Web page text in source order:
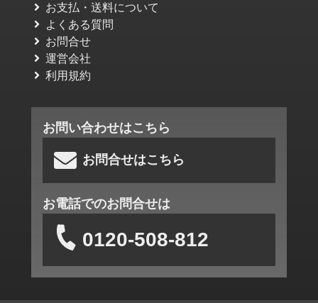
お支払・送料について
よくある質問
お問合せ
運営会社
利用規約
お問い合わせはこちら
お問合せはこちら
お電話でのお問合せは
0120-508-812